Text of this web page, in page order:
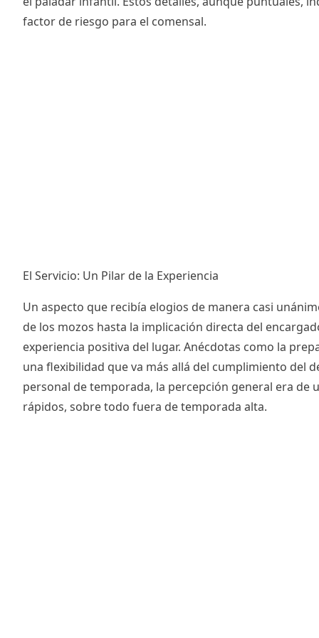
factor de riesgo para el comensal.
El Servicio: Un Pilar de la Experiencia
Un aspecto que recibía elogios de manera casi
de los mozos hasta la implicación directa del
experiencia positiva del lugar. Anécdotas como la
una flexibilidad que va más allá del cumplimiento del
personal de temporada, la percepción general era
rápidos, sobre todo fuera de temporada alta.